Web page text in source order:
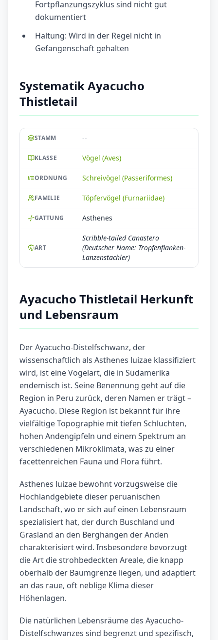
Fortpflanzungszyklus sind nicht gut
dokumentiert
Haltung: Wird in der Regel nicht in
Gefangenschaft gehalten
Systematik Ayacucho
Thistletail
STAMM --
KLASSE Vögel (Aves)
ORDNUNG Schreivögel (Passeriformes)
FAMILIE Töpfervögel (Furnariidae)
GATTUNG Asthenes
ART
Scribble-tailed Canastero
(Deutscher Name: Tropfenflanken-
Lanzenstachler)
Ayacucho Thistletail Herkunft
und Lebensraum
Der Ayacucho-Distelfschwanz, der
wissenschaftlich als Asthenes luizae klassifiziert
wird, ist eine Vogelart, die in Südamerika
endemisch ist. Seine Benennung geht auf die
Region in Peru zurück, deren Namen er trägt –
Ayacucho. Diese Region ist bekannt für ihre
vielfältige Topographie mit tiefen Schluchten,
hohen Andengipfeln und einem Spektrum an
verschiedenen Mikroklimata, was zu einer
facettenreichen Fauna und Flora führt.
Asthenes luizae bewohnt vorzugsweise die
Hochlandgebiete dieser peruanischen
Landschaft, wo er sich auf einen Lebensraum
spezialisiert hat, der durch Buschland und
Grasland an den Berghängen der Anden
charakterisiert wird. Insbesondere bevorzugt
die Art die strohbedeckten Areale, die knapp
oberhalb der Baumgrenze liegen, und adaptiert
an das raue, oft neblige Klima dieser
Höhenlagen.
Die natürlichen Lebensräume des Ayacucho-
Distelfschwanzes sind begrenzt und spezifisch,